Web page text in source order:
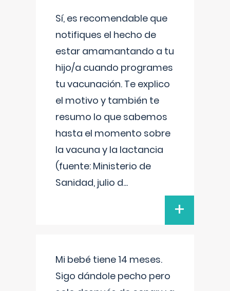
Sí, es recomendable que
notifiques el hecho de
estar amamantando a tu
hijo/a cuando programes
tu vacunación. Te explico
el motivo y también te
resumo lo que sabemos
hasta el momento sobre
la vacuna y la lactancia
(fuente: Ministerio de
Sanidad, julio d...
+
Mi bebé tiene 14 meses.
Sigo dándole pecho pero